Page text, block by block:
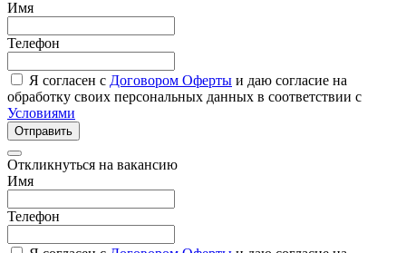
Имя
Телефон
Я согласен с Договором Оферты и даю согласие на
обработку своих персональных данных в соответствии с
Условиями
Отправить
Откликнуться на вакансию
Имя
Телефон